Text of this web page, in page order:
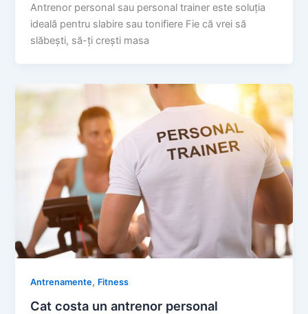
Antrenor personal sau personal trainer este soluția
ideală pentru slabire sau tonifiere Fie că vrei să
slăbești, să-ți crești masa
Antrenamente, Fitness
Cat costa un antrenor personal